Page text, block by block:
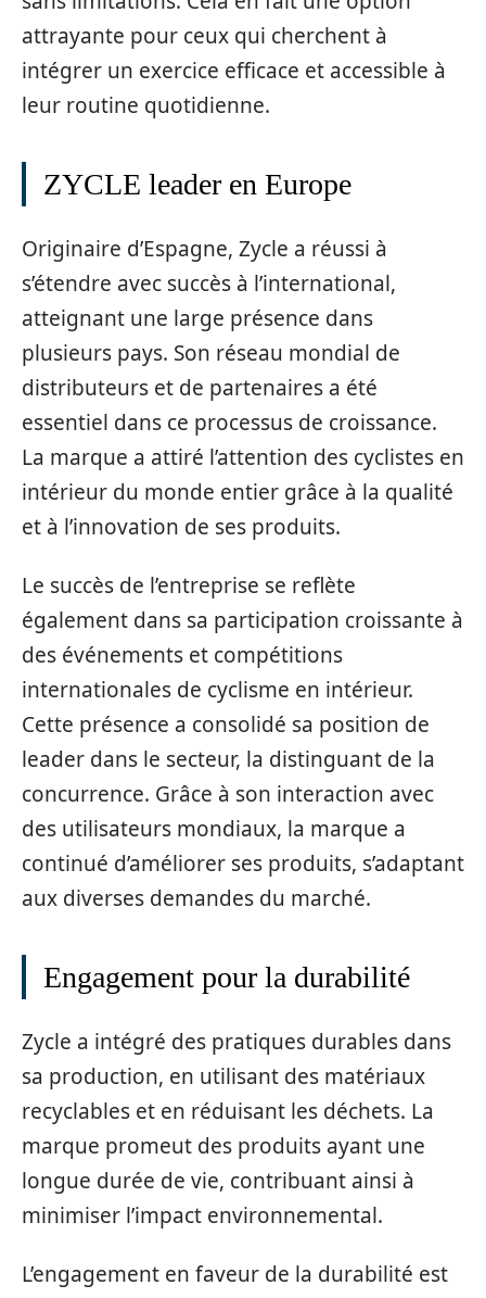
attrayante pour ceux qui cherchent à
intégrer un exercice efficace et accessible à
leur routine quotidienne.
ZYCLE leader en Europe
Originaire d’Espagne, Zycle a réussi à
s’étendre avec succès à l’international,
atteignant une large présence dans
plusieurs pays. Son réseau mondial de
distributeurs et de partenaires a été
essentiel dans ce processus de croissance.
La marque a attiré l’attention des cyclistes en
intérieur du monde entier grâce à la qualité
et à l’innovation de ses produits.
Le succès de l’entreprise se reflète
également dans sa participation croissante à
des événements et compétitions
internationales de cyclisme en intérieur.
Cette présence a consolidé sa position de
leader dans le secteur, la distinguant de la
concurrence. Grâce à son interaction avec
des utilisateurs mondiaux, la marque a
continué d’améliorer ses produits, s’adaptant
aux diverses demandes du marché.
Engagement pour la durabilité
Zycle a intégré des pratiques durables dans
sa production, en utilisant des matériaux
recyclables et en réduisant les déchets. La
marque promeut des produits ayant une
longue durée de vie, contribuant ainsi à
minimiser l’impact environnemental.
L’engagement en faveur de la durabilité est